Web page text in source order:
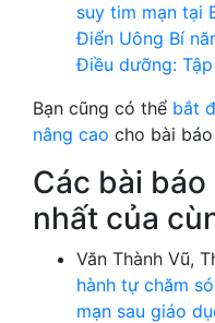
suy tim mạn tại
Điển Uông Bí
Điều dưỡng:
Bạn cũng có thể bắt
nâng cao cho bài báo
Các bài
nhất của
Văn Thành Vũ,
hành tự chăm
mạn sau giáo